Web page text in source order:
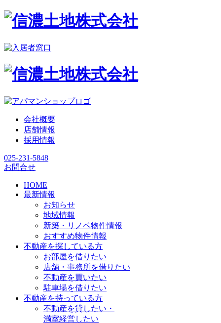
会社概要
店舗情報
採用情報
025-231-5848
お問合せ
HOME
最新情報
お知らせ
地域情報
新築・リノベ物件情報
おすすめ物件情報
不動産を探している方
お部屋を借りたい
店舗・事務所を借りたい
不動産を買いたい
駐車場を借りたい
不動産を持っている方
不動産を貸したい・
満室経営したい